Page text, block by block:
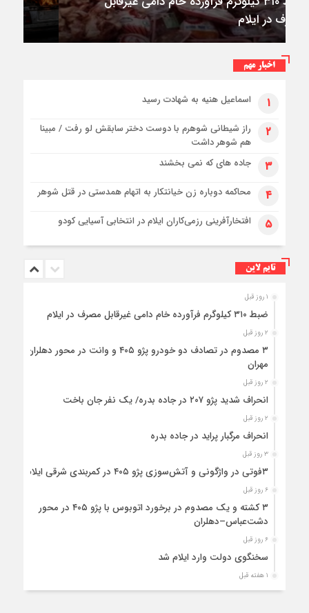
۳فوتی در واژگونی و آتش‌سوزی پژو ۴۰۵ در
کمربندی شرقی ایلام
اخبار مهم
۱ اسماعیل هنیه به شهادت رسید
۲
راز شیطانی شوهرم با دوست دختر سابقش لو رفت / مبینا
هم شوهر داشت
۳ جاده های که نمی بخشند
۴ محاکمه دوباره زن خیانتکار به اتهام همدستی در قتل شوهر
۵ افتخارآفرینی رزمی‌کاران ایلام در انتخابی آسیایی کودو
تایم لاین
۱ روز قبل
ضبط ۳۱۰ کیلوگرم فرآورده خام دامی غیرقابل مصرف در ایلام
۲ روز قبل
۳ مصدوم در تصادف دو خودرو پژو ۴۰۵ و وانت در محور دهلران-
مهران
۲ روز قبل
انحراف شدید پژو ۲۰۷ در جاده بدره/ یک نفر جان باخت
۲ روز قبل
انحراف مرگبار پراید در جاده بدره
۳ روز قبل
۳فوتی در واژگونی و آتش‌سوزی پژو ۴۰۵ در کمربندی شرقی ایلام
۶ روز قبل
۳ کشته و یک مصدوم در برخورد اتوبوس با پژو ۴۰۵ در محور
دشت‌عباس–دهلران
۶ روز قبل
سخنگوی دولت وارد ایلام شد
۱ هفته قبل
استقرار ۷۱۴ دستگاه اتوبوس در پایانه برکت مهران برای بازگشت